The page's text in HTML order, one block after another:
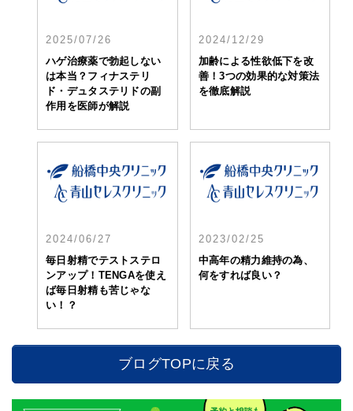
2025/07/26
ハゲ治療薬で勃起しない
は本当？フィナステリ
ド・デュタステリドの副
作用を医師が解説
2024/12/29
加齢による性欲低下を改
善！3つの効果的な対策法
を徹底解説
2024/06/27
毎日射精でテストステロ
ンアップ！TENGAを使え
ば毎日射精も苦じゃな
い！？
2023/02/25
中高年の精力維持の為、
何をすれば良い？
ブログTOPに戻る